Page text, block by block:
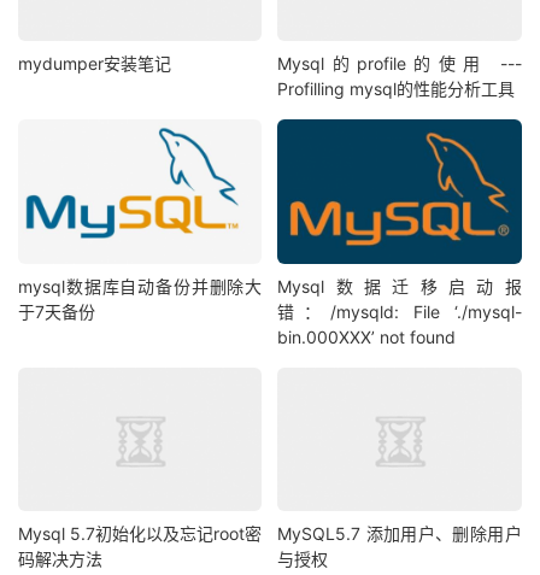
mydumper安装笔记
Mysql的profile的使用 ---
Profilling mysql的性能分析工具
mysql数据库自动备份并删除大
于7天备份
Mysql数据迁移启动报
错：/mysqld: File ‘./mysql-
bin.000XXX’ not found
Mysql 5.7初始化以及忘记root密
码解决方法
MySQL5.7 添加用户、删除用户
与授权